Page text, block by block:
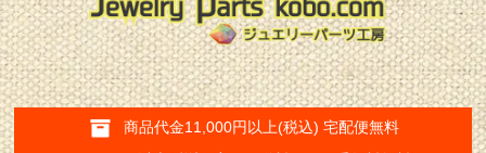
商品代金11,000円以上(税込) 宅配便無料